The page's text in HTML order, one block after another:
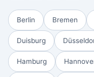
Berlin Bremen
Duisburg
Hamburg